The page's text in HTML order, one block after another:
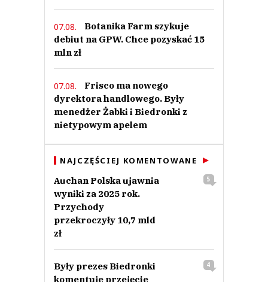
07.08.
Botanika Farm szykuje
debiut na GPW. Chce pozyskać 15
mln zł
07.08.
Frisco ma nowego
dyrektora handlowego. Były
menedżer Żabki i Biedronki z
nietypowym apelem
NAJCZĘŚCIEJ KOMENTOWANE
Auchan Polska ujawnia
wyniki za 2025 rok.
Przychody
przekroczyły 10,7 mld
zł
5
Były prezes Biedronki
komentuje przejęcie
4